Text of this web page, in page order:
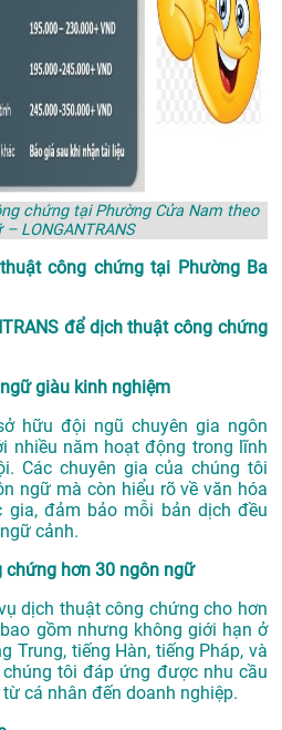
chứng tại Phường Cửa Nam theo
LONGANTRANS
công chứng tại Phường Ba
để dịch thuật công chứng
giàu kinh nghiệm
hữu đội ngũ chuyên gia ngôn
nhiều năm hoạt động trong lĩnh
. Các chuyên gia của chúng tôi
ngữ mà còn hiểu rõ về văn hóa
gia, đảm bảo mỗi bản dịch đều
cảnh.
chứng hơn 30 ngôn ngữ
dịch thuật công chứng cho hơn
gồm nhưng không giới hạn ở
Trung, tiếng Hàn, tiếng Pháp, và
tôi đáp ứng được nhu cầu
cá nhân đến doanh nghiệp.